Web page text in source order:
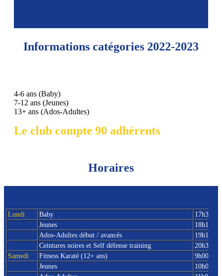
Informations catégories 2022-2023
4-6 ans (Baby)
7-12 ans (Jeunes)
13+ ans (Ados-Adultes)
Le club compte 90 adhérents
Horaires
Lundi Baby
17h30 -
Jeunes
18h15-
Ados-Adultes début / avancés
19h15-
Ceintures noires et Self défense training
20h30-
Samedi
Fitness Karaté (12+ ans)
9h00-
Jeunes
10h00-